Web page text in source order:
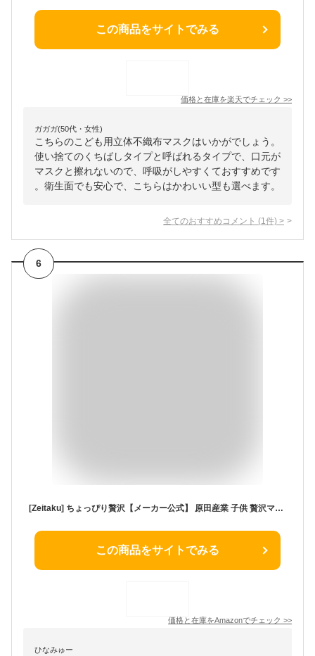
この商品をサイトでみる
価格と在庫を楽天でチェック >>
ガガガ(50代・女性)
こちらのこども用立体不織布マスクはいかがでしょう。
使い捨てのくちばしタイプと呼ばれるタイプで、口元が
マスクと擦れないので、呼吸がしやすくておすすめです
。衛生面でも安心で、こちらはかわいい型も選べます。
全てのおすすめコメント (1 件) >
6
[Zeitaku] ちょっぴり贅沢【メーカー公式】 原田産業 子供 贅沢マスク 個包装 個装 90枚 大容量 不織布マスク 使い捨てマスク プリーツ 花粉 給食当番 通学
この商品をサイトでみる
価格と在庫をAmazonでチェック >>
ひなみゅー